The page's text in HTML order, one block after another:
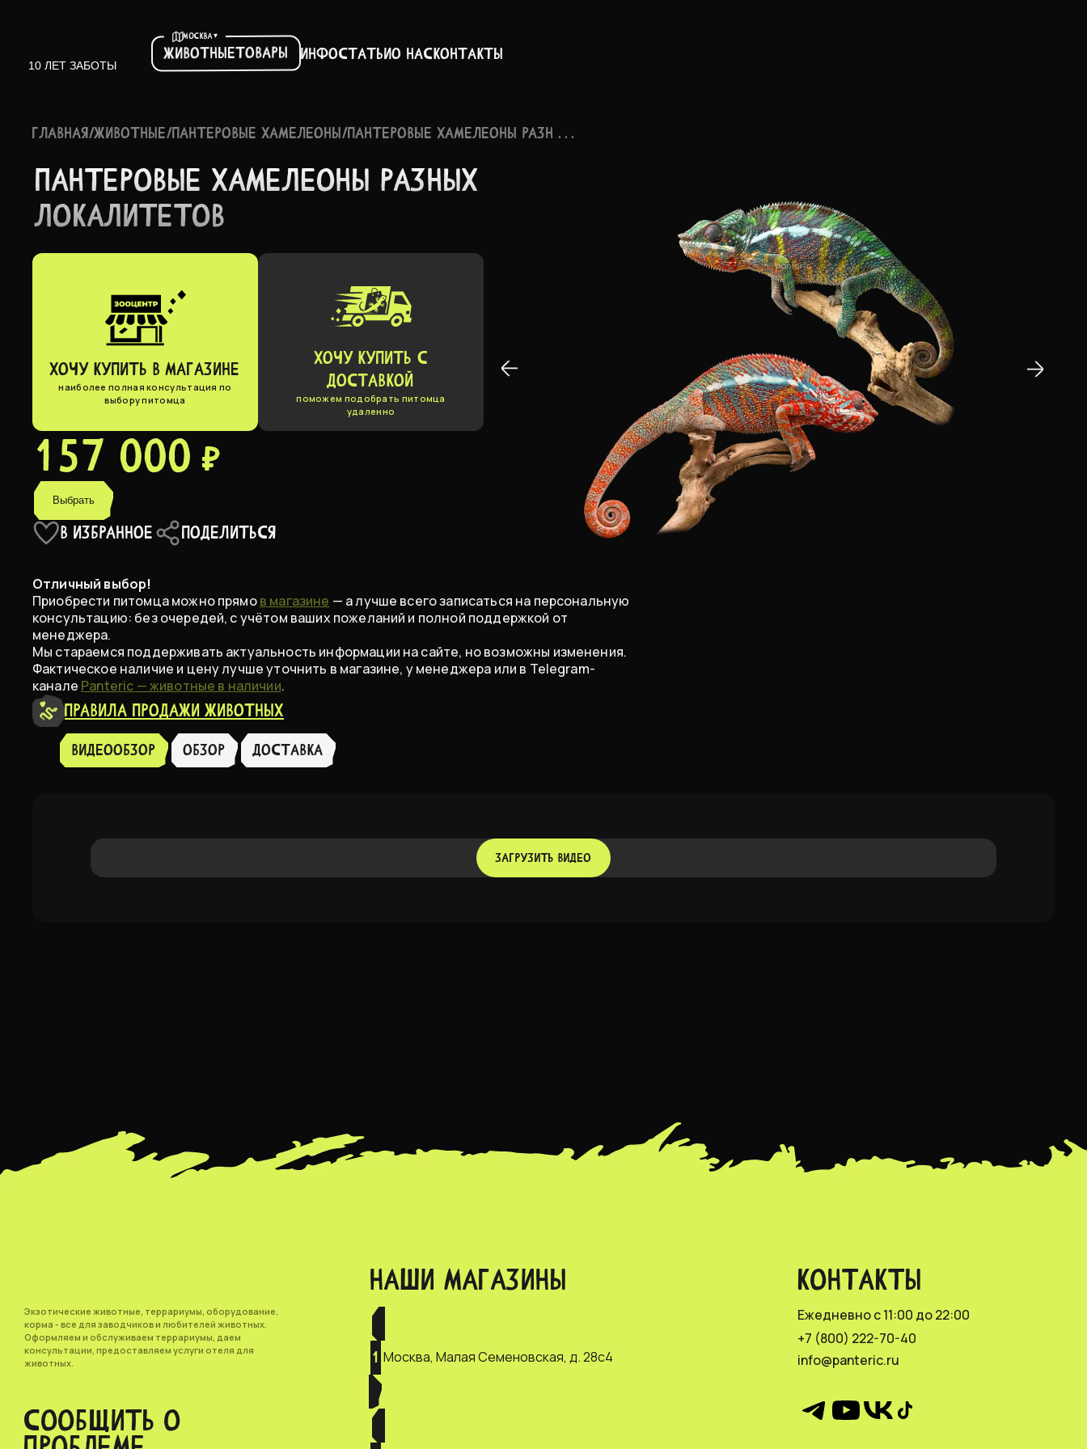
10 ЛЕТ ЗАБОТЫ
МОСКВА▾
ЖивотныеТовары ИнфостатьиО насКонтакты
ГЛАВНАЯ/ЖИВОТНЫЕ/ПАНТЕРОВЫЕ ХАМЕЛЕОНЫ/ПАНТЕРОВЫЕ ХАМЕЛЕОНЫ РАЗН . . .
ПАНТЕ­РОВЫЕ ХАМЕЛ­ЕОНЫ РАЗНЫХ
ЛОКАЛ­ИТЕТОВ
ХОЧУ КУПИТЬ В МАГАЗИНЕ
наиболее полная консультация по
выбору питомца
ХОЧУ КУПИТЬ C
ДОСТАВКОЙ
поможем подобрать питомца
удаленно
157 000 ₽
Выбрать
В ИЗБРАННОЕ ПОДЕЛИТЬСЯ
Отличный выбор!
Приобрести питомца можно прямов магазине — а лучше всего записаться на персональную
консультацию: без очередей, с учётом ваших пожеланий и полной поддержкой от
менеджера.
Мы стараемся поддерживать актуальность информации на сайте, но возможны изменения.
Фактическое наличие и цену лучше уточнить в магазине, у менеджера или в Telegram-
канале Panteric — животные в наличии.
Правила продажи животных
Видеообзор Обзор доставка
ЗАГРУЗИТЬ ВИДЕО
Экзотические животные, террариумы, оборудование,
корма - все для заводчиков и любителей животных.
Оформляем и обслуживаем террариумы, даем
консультации, предоставляем услуги отеля для
животных.
СООБЩИТЬ О
НАШИ МАГАЗИНЫ
1 Москва, Малая Семеновская, д. 28с4
КОНТАКТЫ
Ежедневно с 11:00 до 22:00
+7 (800) 222-70-40
info@panteric.ru